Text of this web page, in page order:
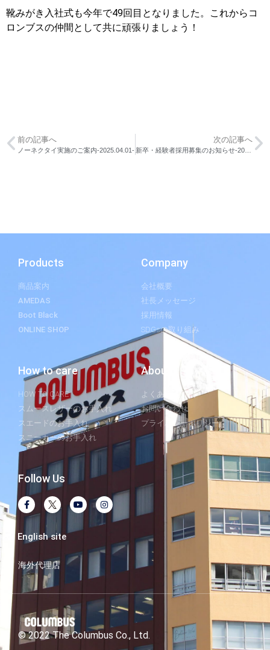
靴みがき入社式も今年で49回目となりました。これからコ
ロンブスの仲間として共に頑張りましょう！
前の記事へ
ノーネクタイ実施のご案内-2025.04.01-
次の記事へ
新卒・経験者採用募集のお知らせ-2025.04.21-
Products
商品案内
AMEDAS
Boot Black
ONLINE SHOP
Company
会社概要
社長メッセージ
採用情報
SDGsの取り組み
How to care
HOW TO CARE
スムースレザーのお手入れ
スエードのお手入れ
スニーカーのお手入れ
About
よくあるご質問
お問い合わせ
プライバシーポリシー
Follow Us
English site
海外代理店
© 2022 The Columbus Co., Ltd.